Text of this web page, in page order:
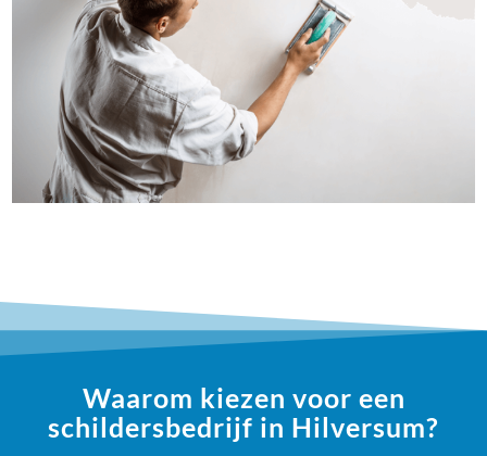
Waarom kiezen voor een
schildersbedrijf in Hilversum?